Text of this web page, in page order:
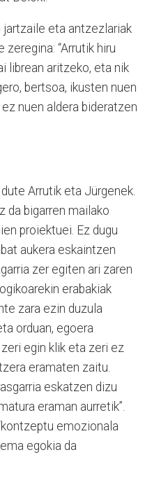
eta antzezlariak
“Arrutik hiru
librean aritzeko, eta nik
bertsoa, ikusten nuen
nuen aldera bideratzen
Arrutik eta Jürgenek.
da bigarren mailako
proiektuei. Ez dugu
aukera eskaintzen
zer egiten ari zaren
erabakiak
zara ezin duzula
orduan, egoera
egin klik eta zeri ez
eramaten zaitu.
eskatzen dizu
eraman aurretik”.
emozionala
egokia da